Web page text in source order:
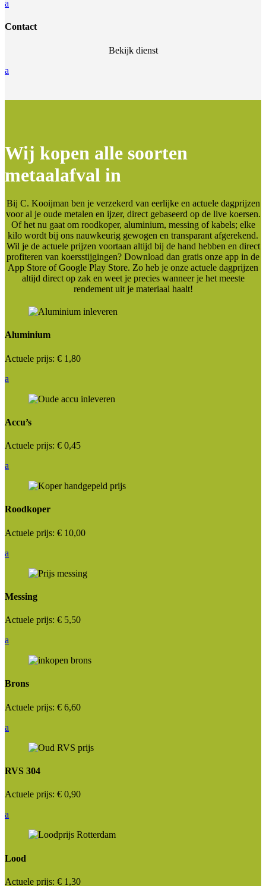
a
Contact
Bekijk dienst
a
Wij kopen alle soorten
metaalafval in
Bij C. Kooijman ben je verzekerd van eerlijke en actuele dagprijzen
voor al je oude metalen en ijzer, direct gebaseerd op de live koersen.
Of het nu gaat om roodkoper, aluminium, messing of kabels; elke
kilo wordt bij ons nauwkeurig gewogen en transparant afgerekend.
Wil je de actuele prijzen voortaan altijd bij de hand hebben en direct
profiteren van koersstijgingen? Download dan gratis onze app in de
App Store of Google Play Store. Zo heb je onze actuele dagprijzen
altijd direct op zak en weet je precies wanneer je het meeste
rendement uit je materiaal haalt!
Aluminium
Actuele prijs: € 1,80
a
Accu’s
Actuele prijs: € 0,45
a
Roodkoper
Actuele prijs: € 10,00
a
Messing
Actuele prijs: € 5,50
a
Brons
Actuele prijs: € 6,60
a
RVS 304
Actuele prijs: € 0,90
a
Lood
Actuele prijs: € 1,30